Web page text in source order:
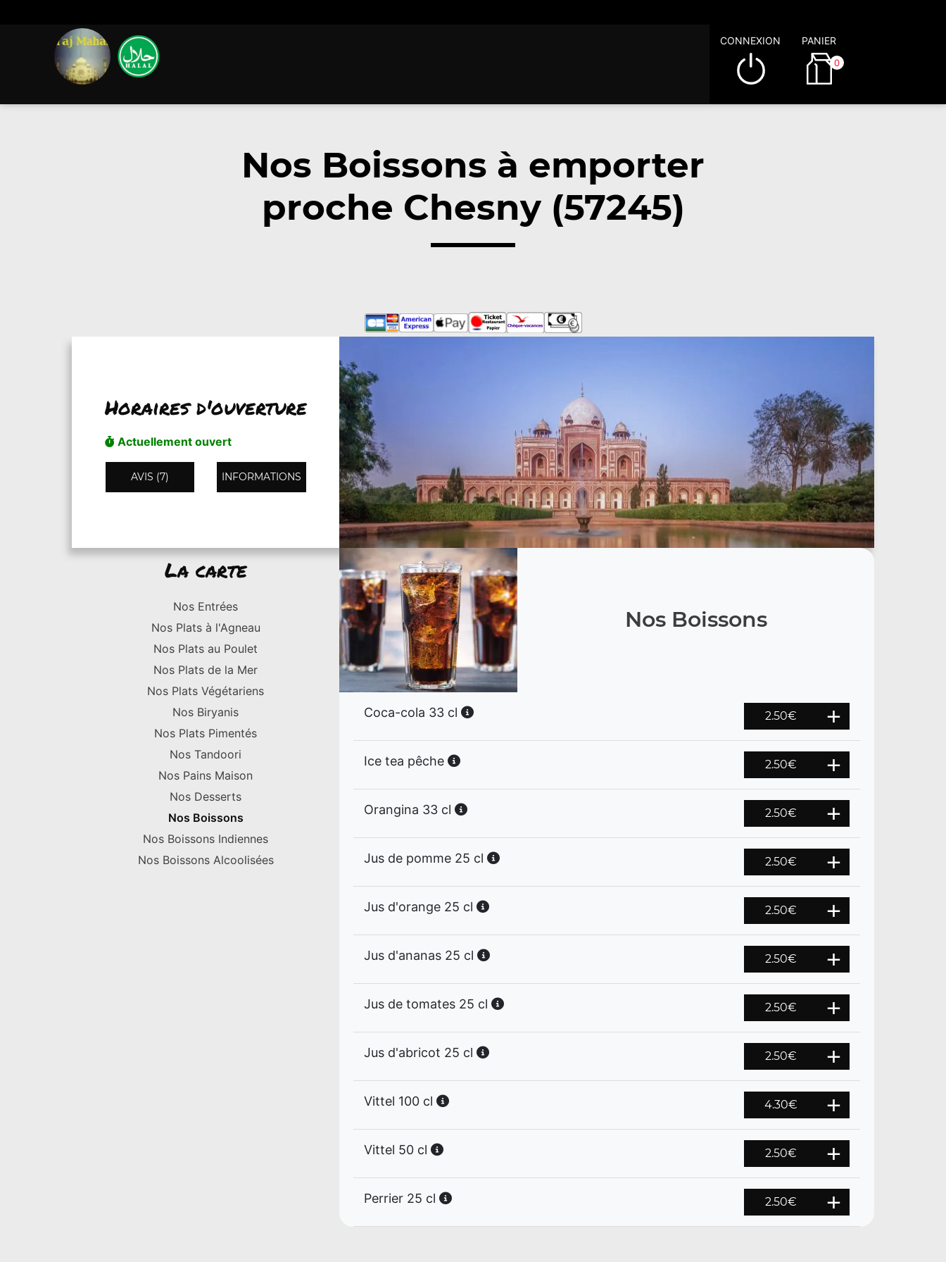
CONNEXION PANIER
0
Nos Boissons à emporter
proche Chesny (57245)
Horaires d'ouverture
Actuellement ouvert
AVIS (7) INFORMATIONS
La carte
Nos Entrées
Nos Plats à l'Agneau
Nos Plats au Poulet
Nos Plats de la Mer
Nos Plats Végétariens
Nos Biryanis
Nos Plats Pimentés
Nos Tandoori
Nos Pains Maison
Nos Desserts
Nos Boissons
Nos Boissons Indiennes
Nos Boissons Alcoolisées
Nos Boissons
Coca-cola 33 cl 2.50€
Ice tea pêche 2.50€
Orangina 33 cl 2.50€
Jus de pomme 25 cl 2.50€
Jus d'orange 25 cl 2.50€
Jus d'ananas 25 cl 2.50€
Jus de tomates 25 cl 2.50€
Jus d'abricot 25 cl 2.50€
Vittel 100 cl 4.30€
Vittel 50 cl 2.50€
Perrier 25 cl 2.50€